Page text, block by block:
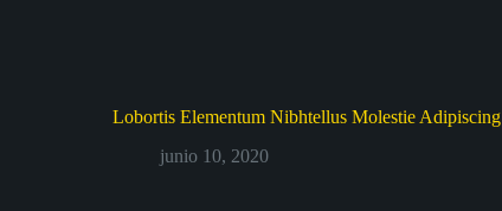
Lobortis Elementum Nibhtellus Molestie Adipiscing
junio 10, 2020